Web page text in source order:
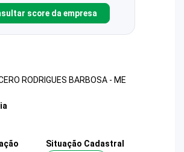
score da empresa
RODRIGUES BARBOSA - ME
Situação Cadastral